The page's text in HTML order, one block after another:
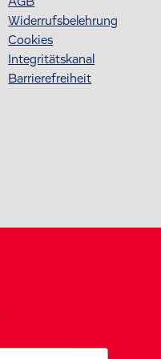
Widerrufsbelehrung
Cookies
Integritätskanal
Barrierefreiheit